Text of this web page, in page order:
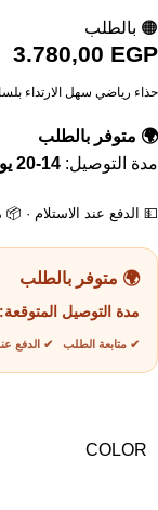
🟠 بالطلب
3.780,00 EGP
حذاء رياضي سهل الارتداء
🌍 متوفر بالطلب
مدة التوصيل: 14-20 يوم عمل
💵 الدفع عند الاستلام ·
🌍 متوفر بالطلب
مدة التوصيل المتوقعة:
✔ متابعة الطلب ✔ الدفع عند
COLOR